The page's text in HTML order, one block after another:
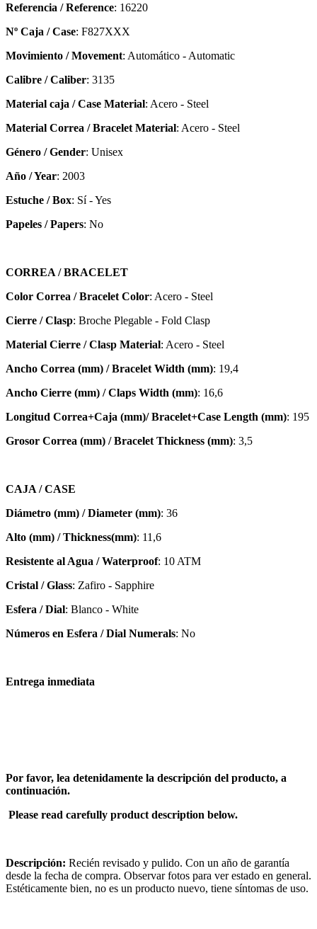
Referencia / Reference: 16220
Nº Caja / Case: F827XXX
Movimiento / Movement: Automático - Automatic
Calibre / Caliber: 3135
Material caja / Case Material: Acero - Steel
Material Correa / Bracelet Material: Acero - Steel
Género / Gender: Unisex
Año / Year: 2003
Estuche / Box: Sí - Yes
Papeles / Papers: No
CORREA / BRACELET
Color Correa / Bracelet Color: Acero - Steel
Cierre / Clasp: Broche Plegable - Fold Clasp
Material Cierre / Clasp Material: Acero - Steel
Ancho Correa (mm) / Bracelet Width (mm): 19,4
Ancho Cierre (mm) / Claps Width (mm): 16,6
Longitud Correa+Caja (mm)/ Bracelet+Case Length (mm): 195
Grosor Correa (mm) / Bracelet Thickness (mm): 3,5
CAJA / CASE
Diámetro (mm) / Diameter (mm): 36
Alto (mm) / Thickness(mm): 11,6
Resistente al Agua / Waterproof: 10 ATM
Cristal / Glass: Zafiro - Sapphire
Esfera / Dial: Blanco - White
Números en Esfera / Dial Numerals: No
Entrega inmediata
Por favor, lea detenidamente la descripción del producto, a
continuación.
Please read carefully product description below.
Descripción: Recién revisado y pulido. Con un año de garantía
desde la fecha de compra. Observar fotos para ver estado en general.
Estéticamente bien, no es un producto nuevo, tiene síntomas de uso.